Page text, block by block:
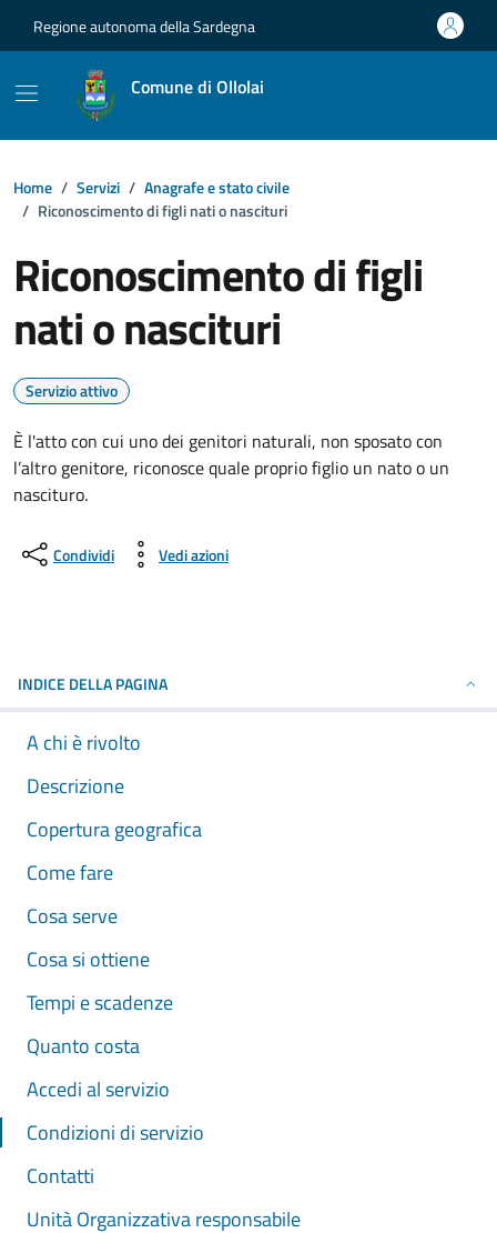
Regione autonoma della Sardegna
Comune di Ollolai
Home Servizi
Anagrafe e stato civile
Riconoscimento di figli nati o nascituri
Riconoscimento di figli
nati o nascituri
Servizio attivo
È l'atto con cui uno dei genitori naturali, non sposato con
l’altro genitore, riconosce quale proprio figlio un nato o un
nascituro.
Condividi Vedi azioni
INDICE DELLA PAGINA
A chi è rivolto
Descrizione
Copertura geografica
Come fare
Cosa serve
Cosa si ottiene
Tempi e scadenze
Quanto costa
Accedi al servizio
Condizioni di servizio
Contatti
Unità Organizzativa responsabile